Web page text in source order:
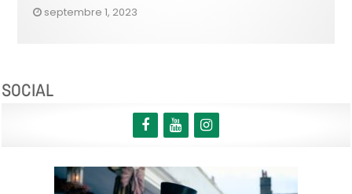
septembre 1, 2023
SOCIAL